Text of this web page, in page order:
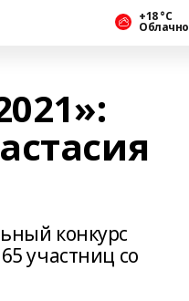
+18 °С
Облачно
конкурс
участниц со